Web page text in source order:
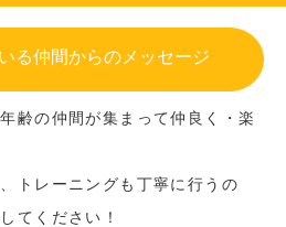
る仲間からのメッセージ
齢の仲間が集まって仲良く・楽
トレーニングも丁寧に行うの
てください！